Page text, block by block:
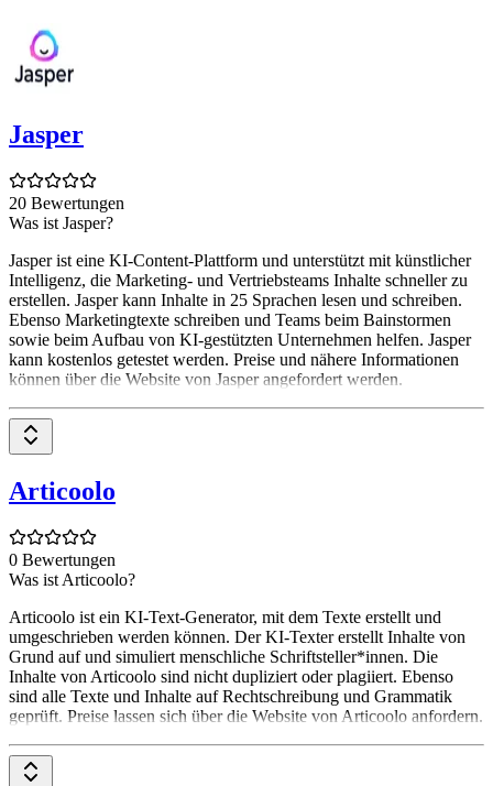
Jasper
20 Bewertungen
Was ist Jasper?
Jasper ist eine KI-Content-Plattform und unterstützt mit künstlicher
Intelligenz, die Marketing- und Vertriebsteams Inhalte schneller zu
erstellen. Jasper kann Inhalte in 25 Sprachen lesen und schreiben.
Ebenso Marketingtexte schreiben und Teams beim Bainstormen
sowie beim Aufbau von KI-gestützten Unternehmen helfen. Jasper
kann kostenlos getestet werden. Preise und nähere Informationen
können über die Website von Jasper angefordert werden.
Articoolo
0 Bewertungen
Was ist Articoolo?
Articoolo ist ein KI-Text-Generator, mit dem Texte erstellt und
umgeschrieben werden können. Der KI-Texter erstellt Inhalte von
Grund auf und simuliert menschliche Schriftsteller*innen. Die
Inhalte von Articoolo sind nicht dupliziert oder plagiiert. Ebenso
sind alle Texte und Inhalte auf Rechtschreibung und Grammatik
geprüft. Preise lassen sich über die Website von Articoolo anfordern.